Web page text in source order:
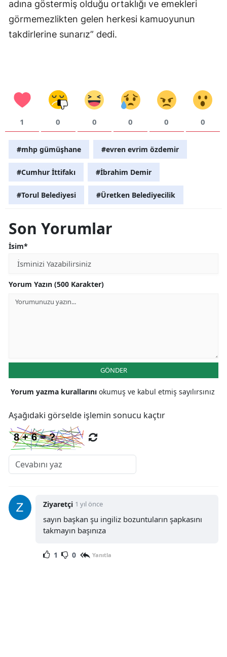
Siirt
Tokat
Trabzon
Tunceli
Şanlıurfa
Uşak
Van
Şırnak
Bartın
Karabük
adına göstermiş olduğu ortaklığı ve emekleri
görmemezlikten gelen herkesi kamuoyunun
takdirlerine sunarız” dedi.
1 0 0 0 0 0
#mhp gümüşhane #evren evrim özdemir
#Cumhur İttifakı #İbrahim Demir
#Torul Belediyesi #Üretken Belediyecilik
Son Yorumlar
İsim*
Yorum Yazın (500 Karakter)
GÖNDER
Yorum yazma kurallarını okumuş ve kabul etmiş sayılırsınız
Aşağıdaki görselde işlemin sonucu kaçtır
Ziyaretçi 1 yıl önce
sayın başkan şu ingiliz bozuntuların şapkasını
takmayın başınıza
1 0 Yanıtla